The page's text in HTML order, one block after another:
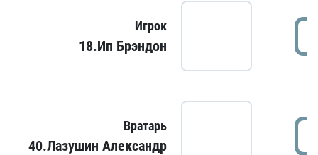
Игрок
18.Ип Брэндон
Вратарь
40.Лазушин Александр